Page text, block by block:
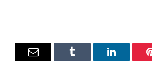
بينتيريستلينكدإن Tumblr
البريد